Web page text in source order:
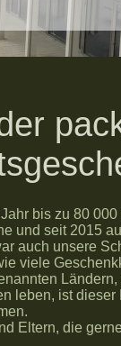
bis zu 80
und seit 2015
auch unsere
viele
leben, ist
Eltern, die